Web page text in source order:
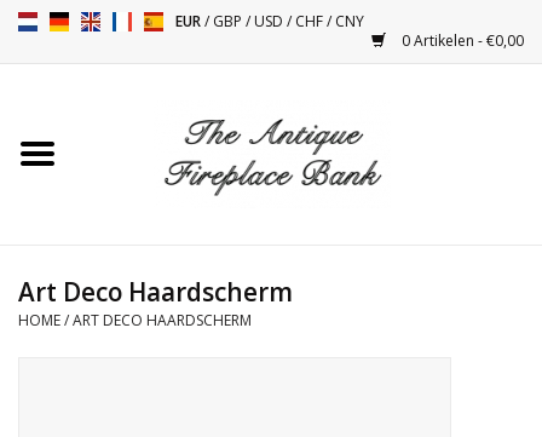
EUR/GBP /USD /CHF/CNY
0 Artikelen - €0,00
Toebehoren
Art Deco Haardscherm
HOME/ART DECO HAARDSCHERM